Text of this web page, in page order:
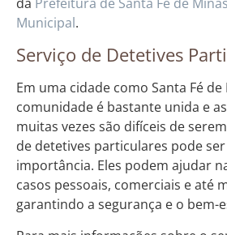
Municipal.
Serviço de Detetives
Em uma cidade como Santa Fé
comunidade é bastante unida e
muitas vezes são difíceis de
de detetives particulares pode
importância. Eles podem ajudar
casos pessoais, comerciais e até
garantindo a segurança e o bem-